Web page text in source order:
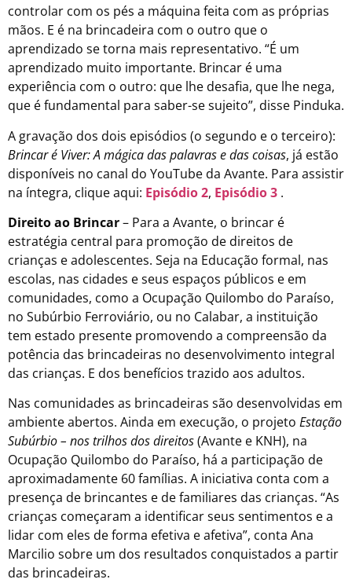
controlar com os pés a máquina feita com as próprias
mãos. E é na brincadeira com o outro que o
aprendizado se torna mais representativo. “É um
aprendizado muito importante. Brincar é uma
experiência com o outro: que lhe desafia, que lhe nega,
que é fundamental para saber-se sujeito”, disse Pinduka.
A gravação dos dois episódios (o segundo e o terceiro):
Brincar é Viver: A mágica das palavras e das coisas, já estão
disponíveis no canal do YouTube da Avante. Para assistir
na íntegra, clique aqui: Episódio 2, Episódio 3 .
Direito ao Brincar– Para a Avante, o brincar é
estratégia central para promoção de direitos de
crianças e adolescentes. Seja na Educação formal, nas
escolas, nas cidades e seus espaços públicos e em
comunidades, como a Ocupação Quilombo do Paraíso,
no Subúrbio Ferroviário, ou no Calabar, a instituição
tem estado presente promovendo a compreensão da
potência das brincadeiras no desenvolvimento integral
das crianças. E dos benefícios trazido aos adultos.
Nas comunidades as brincadeiras são desenvolvidas em
ambiente abertos. Ainda em execução, o projeto Estação
Subúrbio – nos trilhos dos direitos(Avante e KNH), na
Ocupação Quilombo do Paraíso, há a participação de
aproximadamente 60 famílias. A iniciativa conta com a
presença de brincantes e de familiares das crianças. “As
crianças começaram a identificar seus sentimentos e a
lidar com eles de forma efetiva e afetiva”, conta Ana
Marcilio sobre um dos resultados conquistados a partir
das brincadeiras.